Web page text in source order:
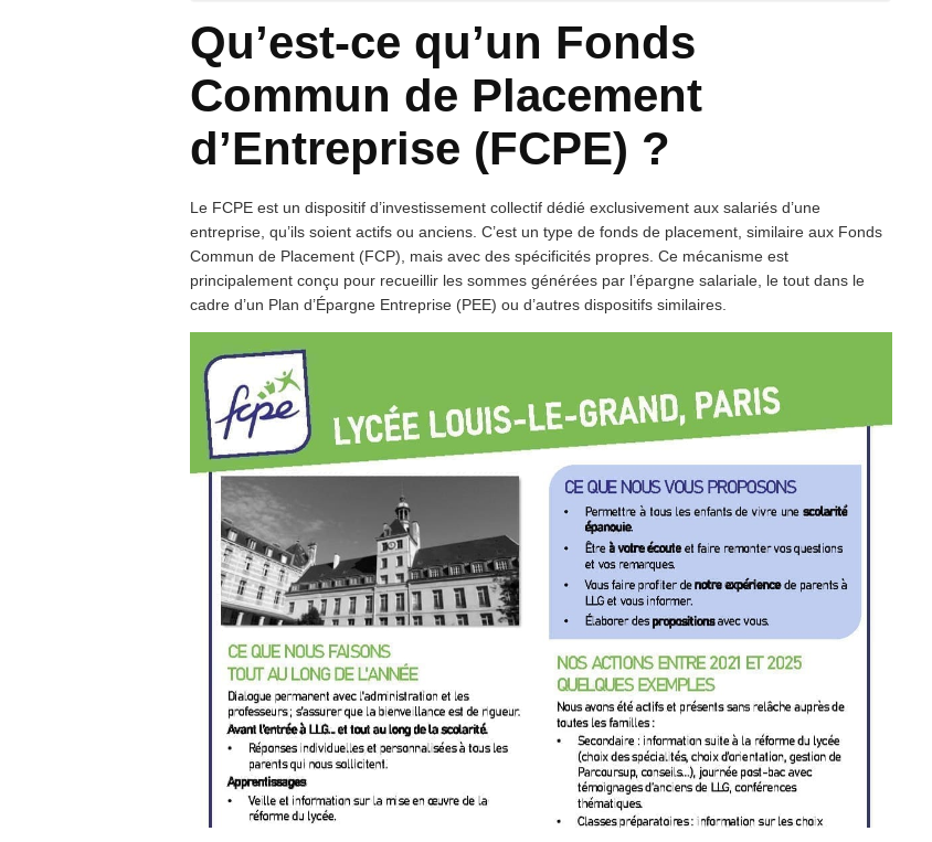
Qu’est-ce qu’un Fonds
Commun de Placement
d’Entreprise (FCPE) ?
Le FCPE est un dispositif d’investissement collectif dédié exclusivement aux salariés d’une
entreprise, qu’ils soient actifs ou anciens. C’est un type de fonds de placement, similaire aux Fonds
Commun de Placement (FCP), mais avec des spécificités propres. Ce mécanisme est
principalement conçu pour recueillir les sommes générées par l’épargne salariale, le tout dans le
cadre d’un Plan d’Épargne Entreprise (PEE) ou d’autres dispositifs similaires.